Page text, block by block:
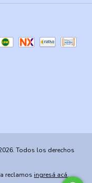
Todos los derechos
reclamos ingresá acá.